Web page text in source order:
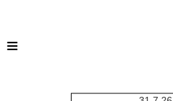
≡